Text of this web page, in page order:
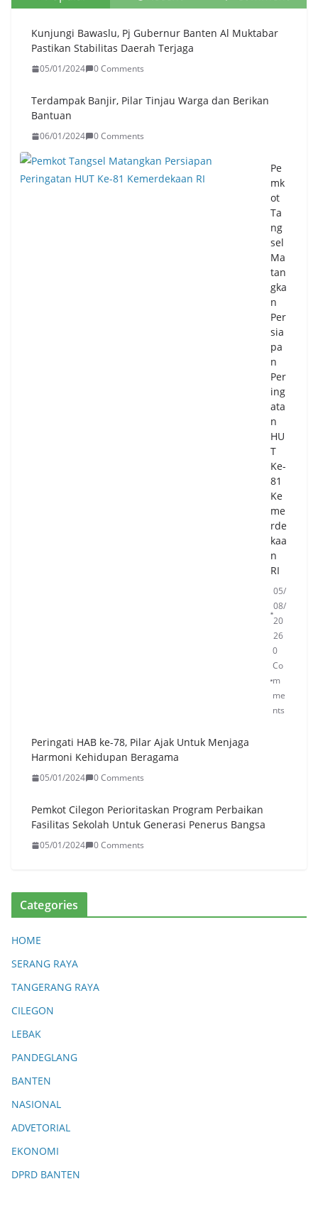
Kunjungi Bawaslu, Pj Gubernur Banten Al Muktabar
Pastikan Stabilitas Daerah Terjaga
05/01/2024 0 Comments
Terdampak Banjir, Pilar Tinjau Warga dan Berikan
Bantuan
06/01/2024 0 Comments
Pe
mk
ot
Ta
ng
sel
Ma
tan
gka
n
Per
sia
pa
n
Per
ing
ata
n
HU
T
Ke-
81
Ke
me
rde
kaa
n
RI
05/
08/
20
26
0
Co
m
me
nts
Peringati HAB ke-78, Pilar Ajak Untuk Menjaga
Harmoni Kehidupan Beragama
05/01/2024 0 Comments
Pemkot Cilegon Perioritaskan Program Perbaikan
Fasilitas Sekolah Untuk Generasi Penerus Bangsa
05/01/2024 0 Comments
Categories
HOME
SERANG RAYA
TANGERANG RAYA
CILEGON
LEBAK
PANDEGLANG
BANTEN
NASIONAL
ADVETORIAL
EKONOMI
DPRD BANTEN